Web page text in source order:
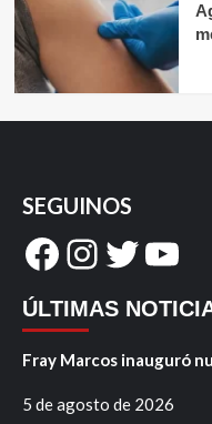
SEGUINOS
Facebook
Twitter
ÚLTIMAS
Fray Marcos inauguró
5 de agosto de 2026